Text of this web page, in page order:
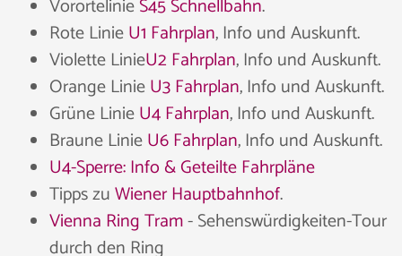
VorortelinieS45 Schnellbahn.
Rote LinieU1 Fahrplan, Info und Auskunft.
Violette LinieU2 Fahrplan, Info und Auskunft.
Orange LinieU3 Fahrplan, Info und Auskunft.
Grüne LinieU4 Fahrplan, Info und Auskunft.
Braune LinieU6 Fahrplan, Info und Auskunft.
U4-Sperre: Info & Geteilte Fahrpläne
Tipps zuWiener Hauptbahnhof.
Vienna Ring Tram- Sehenswürdigkeiten-Tour
durch den Ring